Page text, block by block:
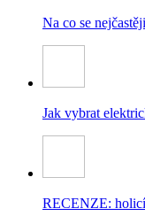
Na co se
Jak vybrat
RECENZE: